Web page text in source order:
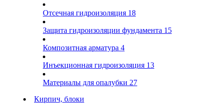
Отсечная гидроизоляция 18
Защита гидроизоляции фундамента 15
Композитная арматура 4
Инъекционная гидроизоляция 13
Материалы для опалубки 27
Кирпич, блоки